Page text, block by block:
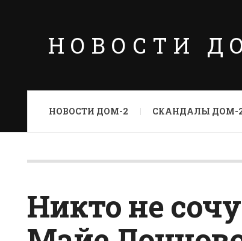
НОВОСТИ
НОВОСТИ ДОМ-2 СКАНДАЛЫ ДОМ-
Никто не